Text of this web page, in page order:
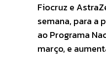
Fiocruz e
semana, para a
ao Programa
março, e